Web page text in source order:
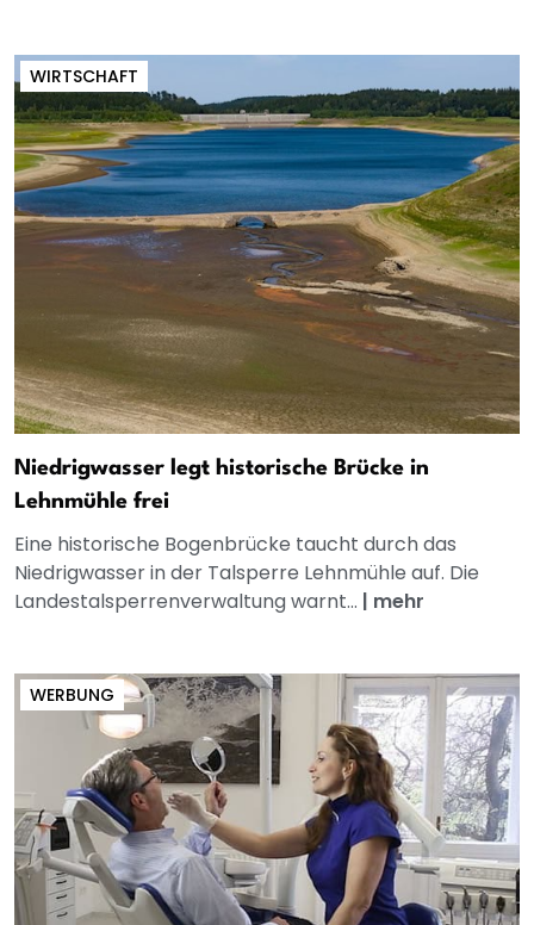
WIRTSCHAFT
Niedrigwasser legt historische Brücke in
Lehnmühle frei
Eine historische Bogenbrücke taucht durch das
Niedrigwasser in der Talsperre Lehnmühle auf. Die
Landestalsperrenverwaltung warnt... | mehr
WERBUNG